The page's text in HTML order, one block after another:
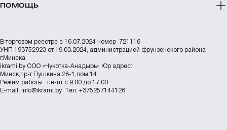
ПОМОЩЬ
В торговом реестре с 16.07.2024 номер 721116
УНП 193752923 от 19.03.2024, администрацией фрунзенского района
г.Минска
ikrami.by ООО «Чукотка-Анадырь» Юр адрес:
Минск,пр-т Пушкина 28-1,пом.14
Режим работы : пн-пт с 9.00 до 17.00
Е-mail:
info@ikrami.by Тел: +375257144126